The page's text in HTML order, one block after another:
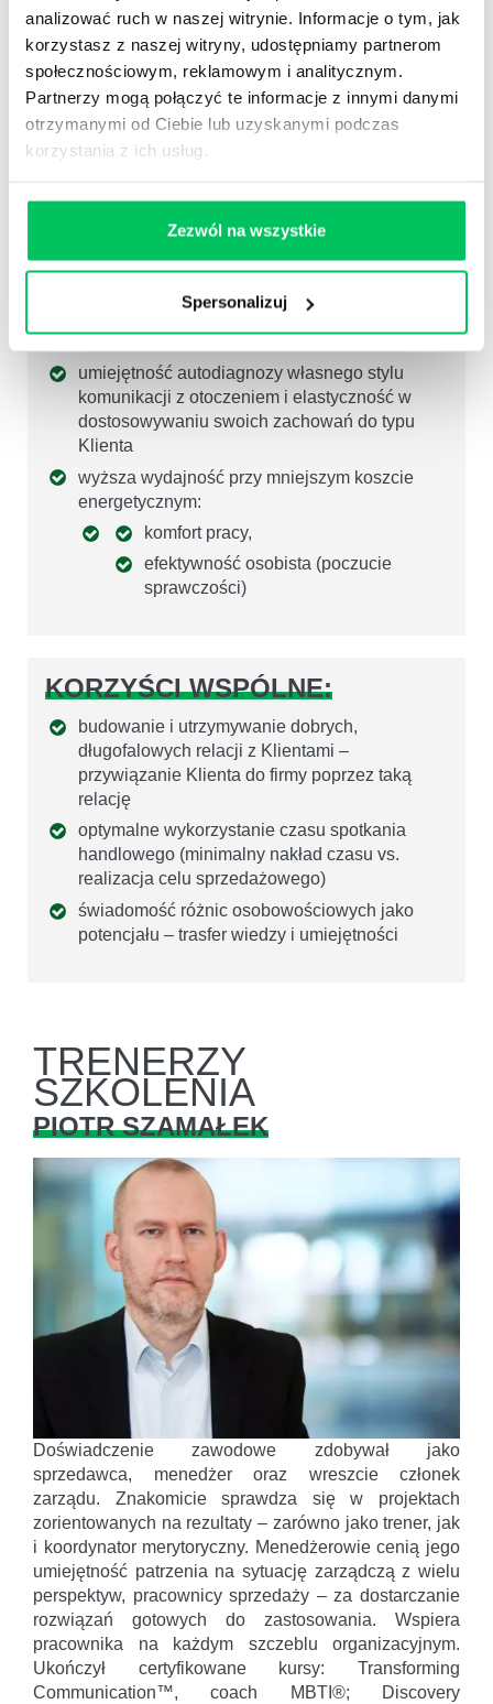
analizować ruch w naszej witrynie. Informacje o tym, jak
korzystasz z naszej witryny, udostępniamy partnerom
społecznościowym, reklamowym i analitycznym.
Partnerzy mogą połączyć te informacje z innymi danymi
otrzymanymi od Ciebie lub uzyskanymi podczas
korzystania z ich usług.
Zezwól na wszystkie
Spersonalizuj
wzrost wskaźników biznesowych dzięki
efektywności każdego członka zespołu
wzmocnienie dobrego wizerunku firmy na
rynku (jako grupy profesjonalistów)
zmniejszenie kosztów współpracy z klientami
KORZYŚCIDLA PRACOWNIKA:
umiejętność skutecznego diagnozowania typu
umiejętność autodiagnozy własnego stylu
komunikacji z otoczeniem i elastyczność w
dostosowywaniu swoich zachowań do typu
Klienta
wyższa wydajność przy mniejszym koszcie
energetycznym:
komfort pracy,
efektywność osobista (poczucie
sprawczości)
KORZYŚCI WSPÓLNE:
budowanie i utrzymywanie dobrych,
długofalowych relacji z Klientami –
przywiązanie Klienta do firmy poprzez taką
relację
optymalne wykorzystanie czasu spotkania
handlowego (minimalny nakład czasu vs.
realizacja celu sprzedażowego)
świadomość różnic osobowościowych jako
potencjału – trasfer wiedzy i umiejętności
TRENERZY
SZKOLENIA
PIOTR SZAMAŁEK
Doświadczenie zawodowe zdobywał jako
sprzedawca, menedżer oraz wreszcie członek
zarządu. Znakomicie sprawdza się w projektach
zorientowanych na rezultaty – zarówno jako trener, jak
i koordynator merytoryczny. Menedżerowie cenią jego
umiejętność patrzenia na sytuację zarządczą z wielu
perspektyw, pracownicy sprzedaży – za dostarczanie
rozwiązań gotowych do zastosowania. Wspiera
pracownika na każdym szczeblu organizacyjnym.
Ukończył certyfikowane kursy: Transforming
Communication™, coach MBTI®; Discovery